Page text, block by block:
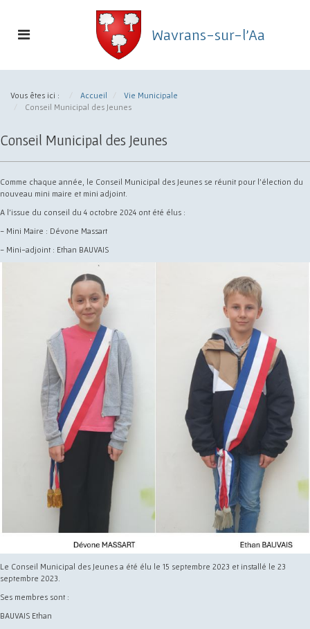
Toggle
Wavrans-sur-l'Aa
Commune
Wavrans-
l'Aa
Vous êtes ici : Accueil
Vie Municipale
Conseil Municipal des Jeunes
Conseil Municipal des Jeunes
Comme chaque année, le Conseil Municipal des Jeunes se réunit pour l'élection du
nouveau mini maire et mini adjoint.
A l'issue du conseil du 4 octobre 2024 ont été élus :
- Mini Maire : Dévone Massart
- Mini-adjoint : Ethan BAUVAIS
Le Conseil Municipal des Jeunes a été élu le 15 septembre 2023 et installé le 23
septembre 2023.
Ses membres sont :
BAUVAIS Ethan